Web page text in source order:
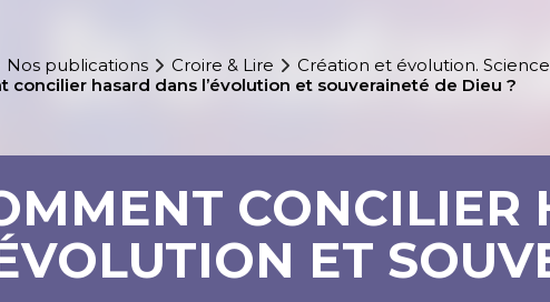
Nos publications Croire & Lire
Création et évolution.
concilier hasard dans l’évolution et souveraineté de Dieu ?
CONCILIER
ET